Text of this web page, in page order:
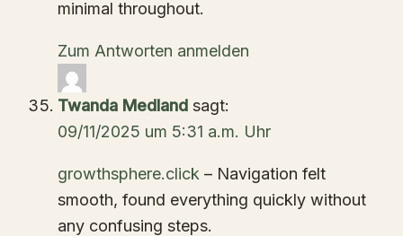
minimal throughout.
Zum Antworten anmelden
Twanda Medland sagt:
09/11/2025 um 5:31 a.m. Uhr
growthsphere.click – Navigation felt
smooth, found everything quickly without
any confusing steps.